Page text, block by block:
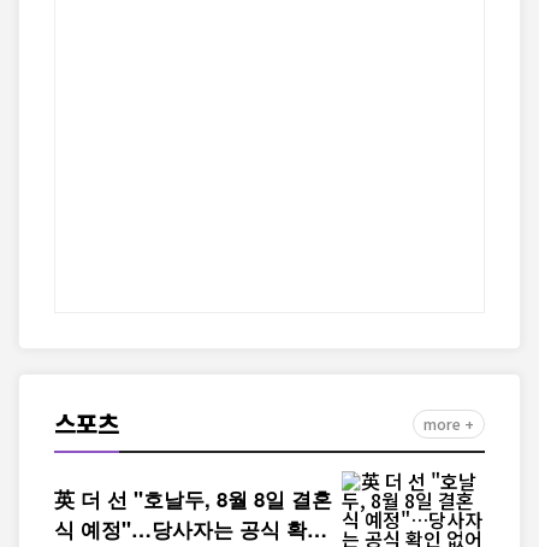
스포츠 more +
英 더 선 "호날두, 8월 8일 결혼
식 예정"…당사자는 공식 확인